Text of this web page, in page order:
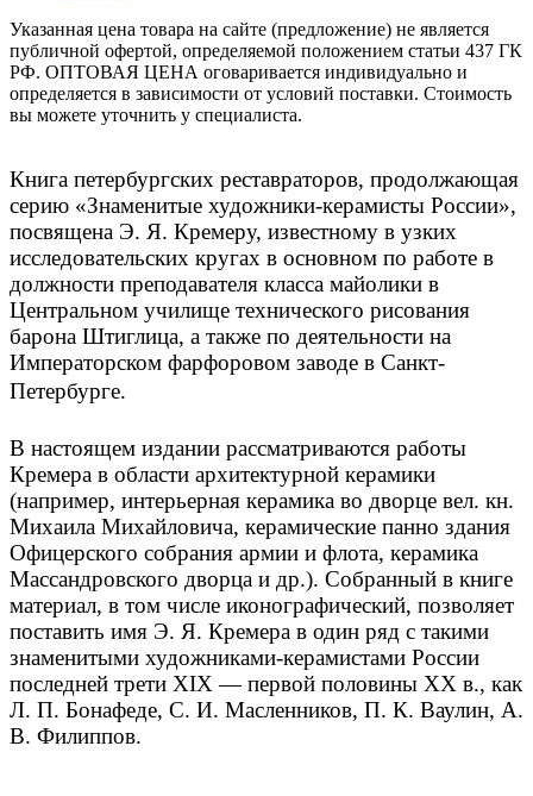
Указанная цена товара на сайте (предложение) не является
публичной офертой, определяемой положением статьи 437 ГК
РФ. ОПТОВАЯ ЦЕНА оговаривается индивидуально и
определяется в зависимости от условий поставки. Стоимость
вы можете уточнить у специалиста.
Книга петербургских реставраторов, продолжающая
серию «Знаменитые художники-керамисты России»,
посвящена Э. Я. Кремеру, известному в узких
исследовательских кругах в основном по работе в
должности преподавателя класса майолики в
Центральном училище технического рисования
барона Штиглица, а также по деятельности на
Императорском фарфоровом заводе в Санкт-
Петербурге.
В настоящем издании рассматриваются работы
Кремера в области архитектурной керамики
(например, интерьерная керамика во дворце вел. кн.
Михаила Михайловича, керамические панно здания
Офицерского собрания армии и флота, керамика
Массандровского дворца и др.). Собранный в книге
материал, в том числе иконографический, позволяет
поставить имя Э. Я. Кремера в один ряд с такими
знаменитыми художниками-керамистами России
последней трети XIX — первой половины XX в., как
Л. П. Бонафеде, С. И. Масленников, П. К. Ваулин, А.
В. Филиппов.